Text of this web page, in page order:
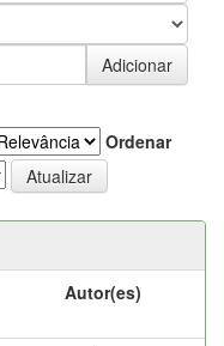
Ordenar
Autor(es)